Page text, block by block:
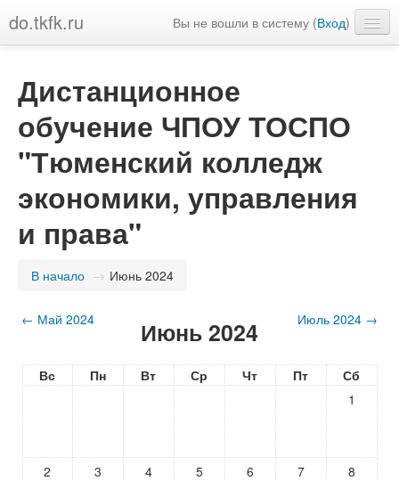
do.tkfk.ru Вы не вошли в систему (Вход)
Дистанционное
обучение ЧПОУ ТОСПО
"Тюменский колледж
экономики, управления
и права"
В начало → Июнь 2024
← Май 2024 Июнь 2024 Июль 2024 →
Вс Пн Вт Ср Чт Пт
Сб
1
2 3 4 5 6 7 8